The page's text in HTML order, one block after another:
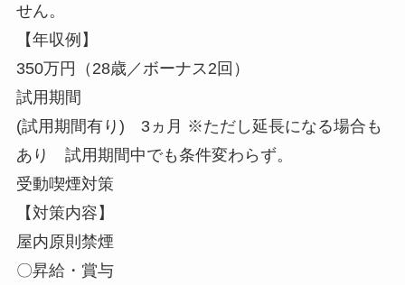
せん。
【年収例】
350万円（28歳／ボーナス2回）
試用期間
(試用期間有り) 3ヵ月 ※ただし延長になる場合も
あり 試用期間中でも条件変わらず。
受動喫煙対策
【対策内容】
屋内原則禁煙
〇昇給・賞与